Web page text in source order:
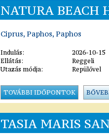
NATURA BEACH
Ciprus, Paphos, Paphos
Indulás:
2026-10-15
Ellátás:
Reggeli
Utazás módja:
Repülővel
TOVÁBBI IDŐPONTOK
TASIA MARIS